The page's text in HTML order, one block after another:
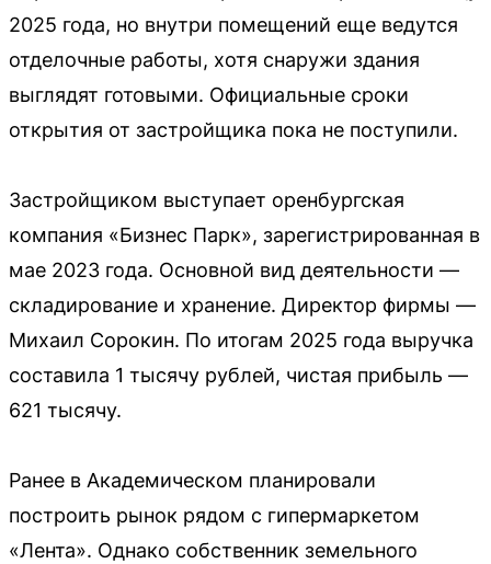
2025 года, но внутри помещений еще ведутся
отделочные работы, хотя снаружи здания
выглядят готовыми. Официальные сроки
открытия от застройщика пока не поступили.
Застройщиком выступает оренбургская
компания «Бизнес Парк», зарегистрированная в
мае 2023 года. Основной вид деятельности —
складирование и хранение. Директор фирмы —
Михаил Сорокин. По итогам 2025 года выручка
составила 1 тысячу рублей, чистая прибыль —
621 тысячу.
Ранее в Академическом планировали
построить рынок рядом с гипермаркетом
«Лента». Однако собственник земельного